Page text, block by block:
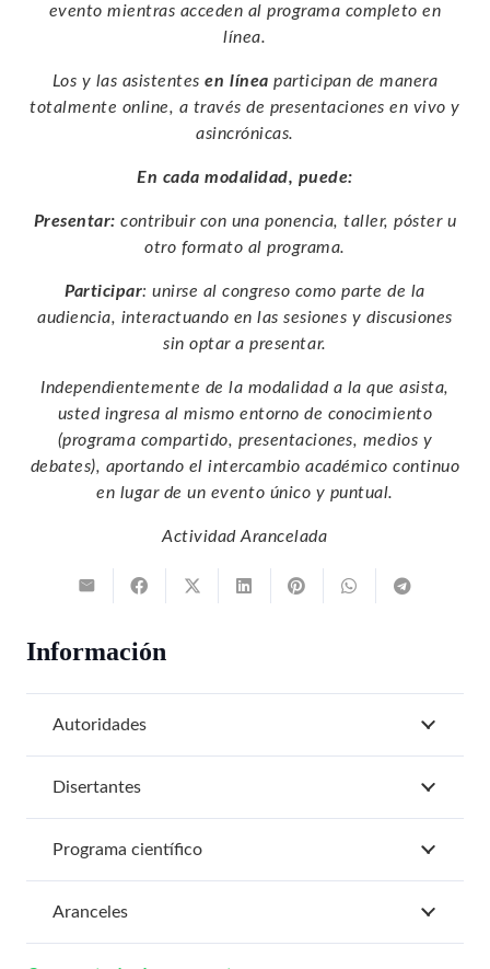
evento mientras acceden al programa completo en
línea.
Los y las asistentesen línea participan de manera
totalmente online, a través de presentaciones en vivo y
asincrónicas.
En cada modalidad, puede:
Presentar: contribuir con una ponencia, taller, póster u
otro formato al programa.
Participar: unirse al congreso como parte de la
audiencia, interactuando en las sesiones y discusiones
sin optar a presentar.
Independientemente de la modalidad a la que asista,
usted ingresa al mismo entorno de conocimiento
(programa compartido, presentaciones, medios y
debates), aportando el intercambio académico continuo
en lugar de un evento único y puntual.
Actividad Arancelada
Información
Autoridades
Disertantes
Programa científico
Aranceles